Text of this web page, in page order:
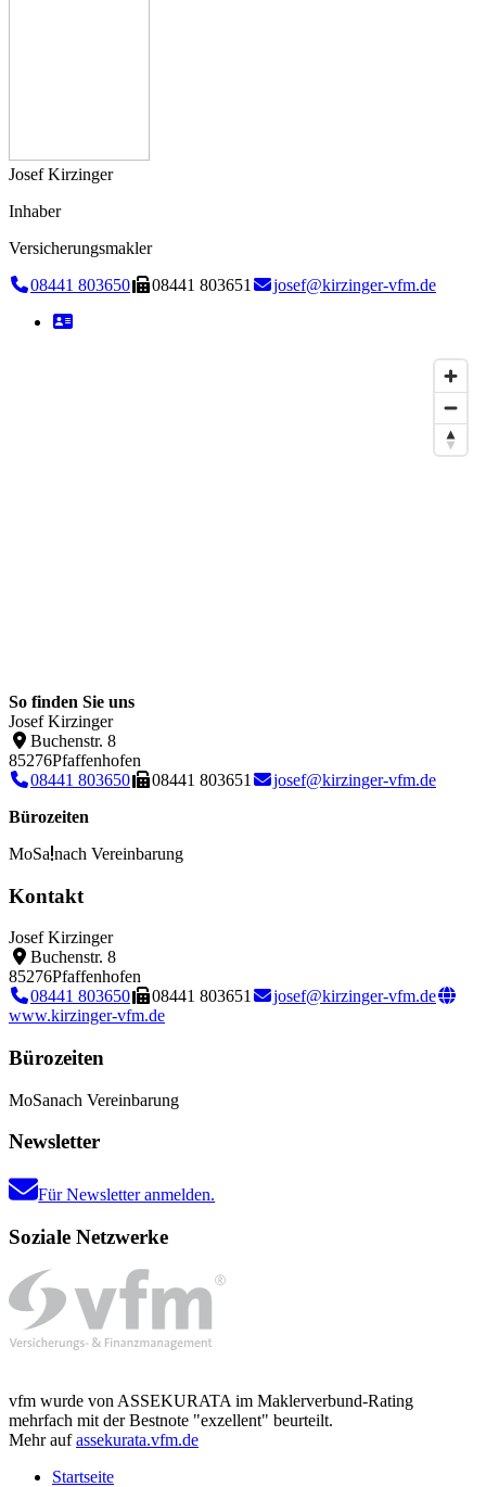
Josef Kirzinger
Inhaber
Versicherungsmakler
08441 803650
08441 803651 josef@kirzinger-vfm.de
So finden Sie uns
Josef Kirzinger
Buchenstr. 8
85276Pfaffenhofen
08441 803650
08441 803651
josef@kirzinger-vfm.de
Bürozeiten
MoSa nach Vereinbarung
Kontakt
Josef Kirzinger
Buchenstr. 8
85276Pfaffenhofen
08441 803650
08441 803651
josef@kirzinger-vfm.de
www.kirzinger-vfm.de
Bürozeiten
MoSanach Vereinbarung
Newsletter
Für Newsletter anmelden.
Soziale Netzwerke
vfm wurde von ASSEKURATA im Maklerverbund-Rating
mehrfach mit der Bestnote "exzellent" beurteilt.
Mehr aufassekurata.vfm.de
Startseite